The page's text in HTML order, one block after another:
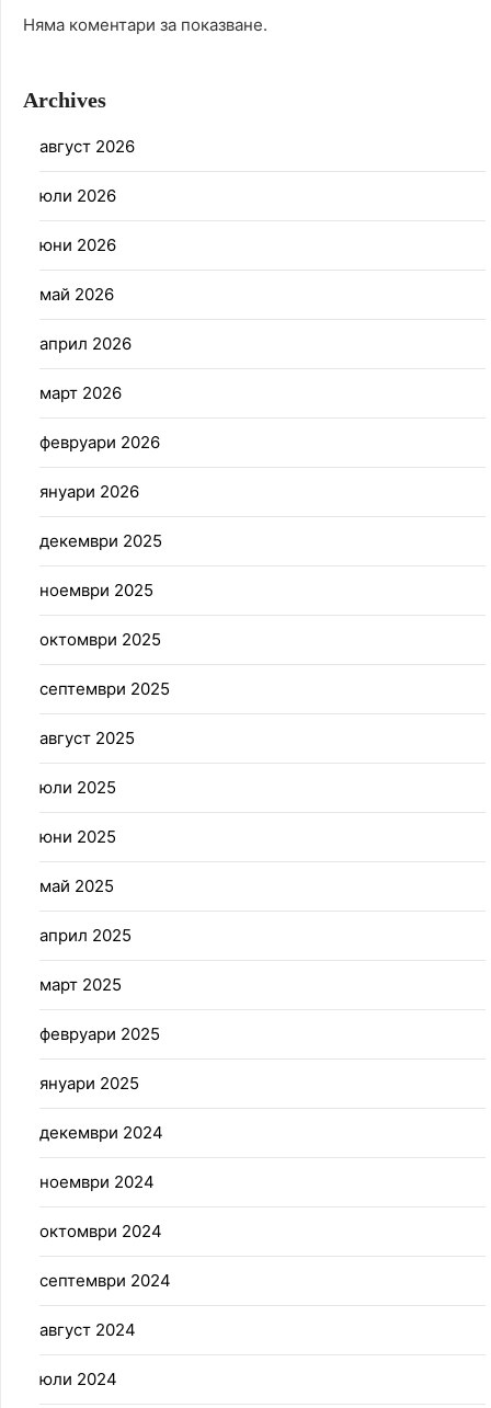
Няма коментари за показване.
Archives
август 2026
юли 2026
юни 2026
май 2026
април 2026
март 2026
февруари 2026
януари 2026
декември 2025
ноември 2025
октомври 2025
септември 2025
август 2025
юли 2025
юни 2025
май 2025
април 2025
март 2025
февруари 2025
януари 2025
декември 2024
ноември 2024
октомври 2024
септември 2024
август 2024
юли 2024